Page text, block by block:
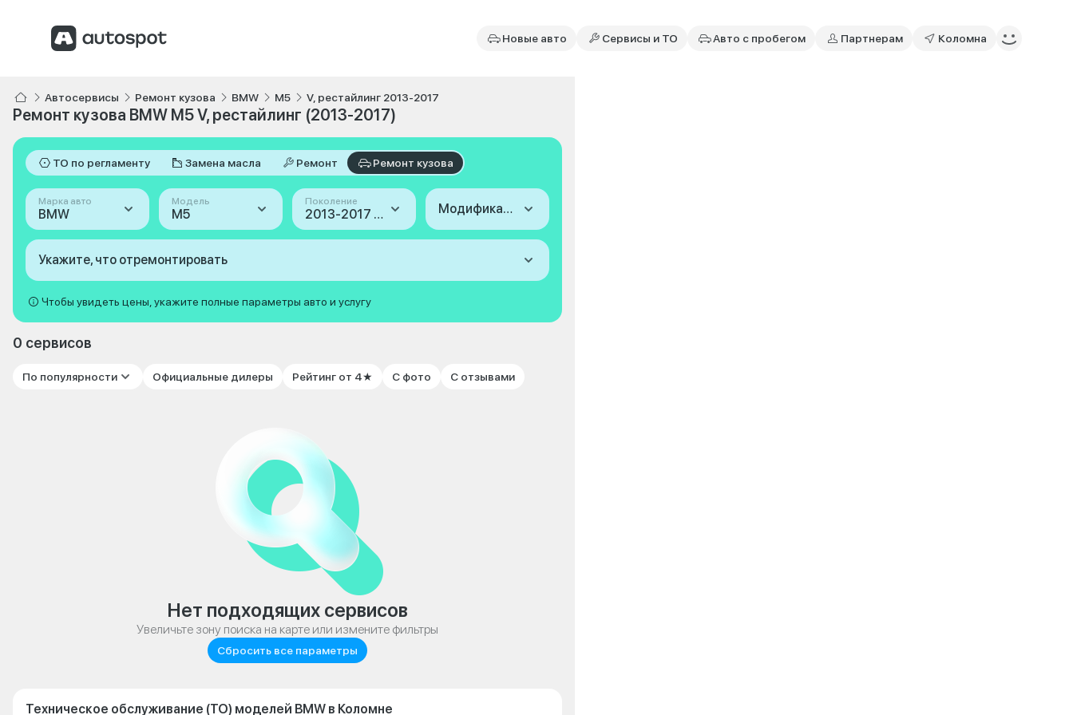
Новые авто Сервисы и ТО Авто с пробегом Партнерам Коломна
Автосервисы Ремонт кузова BMW M5 V, рестайлинг 2013-2017
Ремонт кузова BMW M5 V, рестайлинг (2013-2017)
ТО по регламенту Замена масла Ремонт Ремонт кузова
Марка авто
BMW
Модель
M5
Поколение
2013-2017 (V, рестайлинг) Модификация
Укажите, что отремонтировать
Чтобы увидеть цены, укажите полные параметры авто и услугу
0 сервисов
По популярности Официальные дилеры Рейтинг от 4★ С фото С отзывами
Нет подходящих сервисов
Увеличьте зону поиска на карте или измените фильтры
Сбросить все параметры
Техническое обслуживание (ТО) моделей BMW в Коломне